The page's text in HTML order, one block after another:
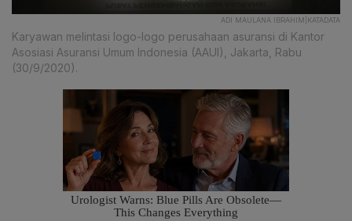
ADI MAULANA IBRAHIM|KATADATA
Karyawan melintasi logo-logo perusahaan asuransi di Kantor
Asosiasi Asuransi Umum Indonesia (AAUI), Jakarta, Rabu
(30/9/2020).